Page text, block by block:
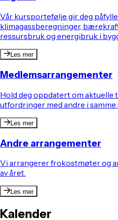
Vår kursportefølje gir deg
klimagassberegninger,
ressursbruk og energibruk i
Les mer
Medlemsarrangementer
Hold deg oppdatert om aktuelle
utfordringer med andre i samme
Les mer
Andre arrangementer
Vi arrangerer frokostmøter og
av året.
Les mer
Kalender